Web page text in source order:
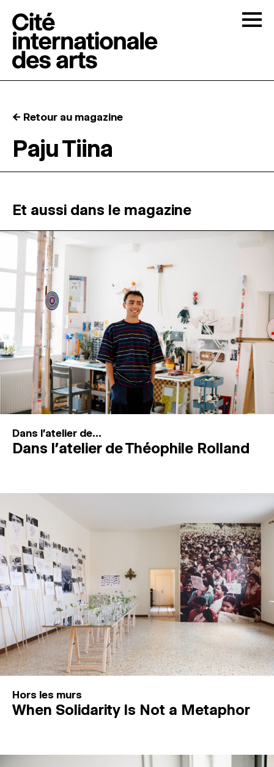
RÉSIDENCES ↓
ATELIERS OUVERTS
PROGRAMMATION
MAGAZINE
ESPACES DE PRATIQUE ARTISTIQUE ↓
Recherche
Connexion
← Retour au magazine
Paju Tiina
Et aussi dans le magazine
Dans l'atelier de...
Dans l’atelier de Théophile Rolland
Hors les murs
When Solidarity Is Not a Metaphor